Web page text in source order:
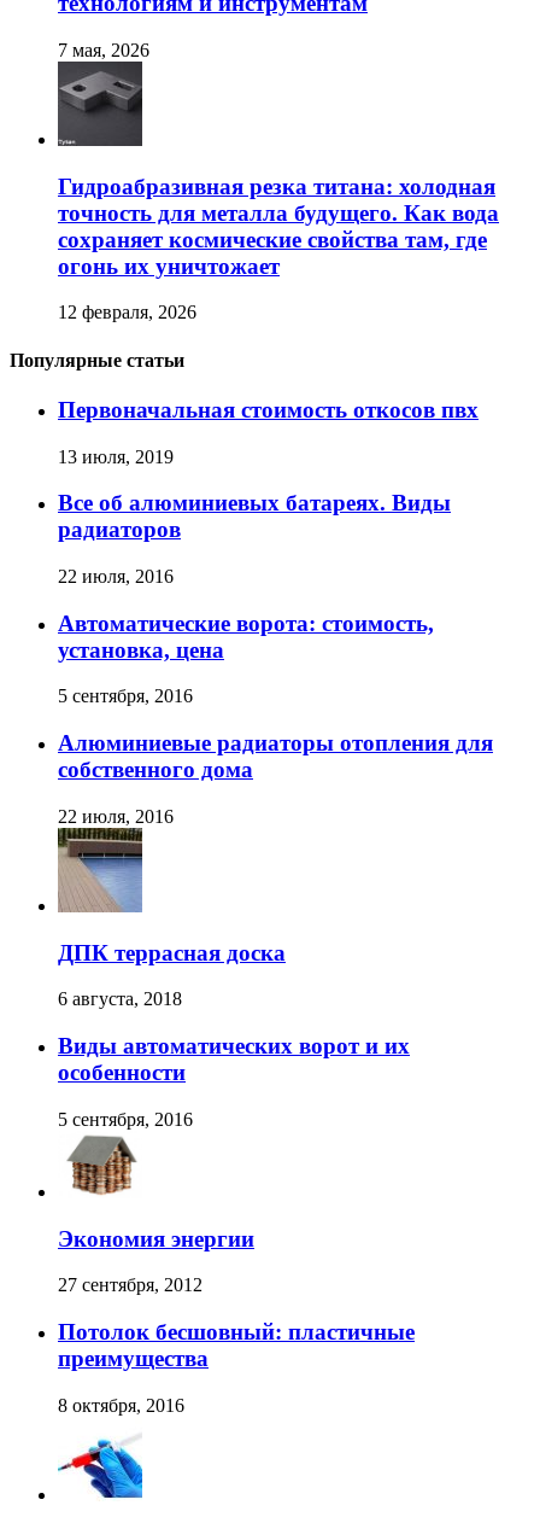
7 мая, 2026
Гидроабразивная резка титана: холодная
точность для металла будущего. Как вода
сохраняет космические свойства там, где
огонь их уничтожает
12 февраля, 2026
Популярные статьи
Первоначальная стоимость откосов пвх
13 июля, 2019
Все об алюминиевых батареях. Виды
радиаторов
22 июля, 2016
Автоматические ворота: стоимость,
установка, цена
5 сентября, 2016
Алюминиевые радиаторы отопления для
собственного дома
22 июля, 2016
ДПК террасная доска
6 августа, 2018
Виды автоматических ворот и их
особенности
5 сентября, 2016
Экономия энергии
27 сентября, 2012
Потолок бесшовный: пластичные
преимущества
8 октября, 2016